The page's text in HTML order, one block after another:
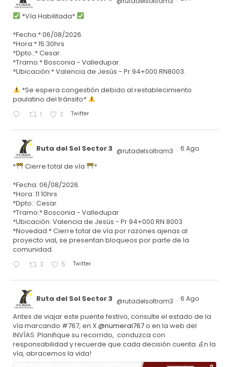
*Vía Habilitada*
*Fecha:* 06/08/2026.
*Hora:* 15:30hrs
*Dpto.:* Cesar.
*Tramo:* Bosconia - Valledupar.
*Ubicación:* Valencia de Jesús - Pr 94+000 RN8003.
*Se espera congestión debido al restablecimiento
paulatino del tránsito*
1 2 Twitter
Ruta del Sol Sector 3 @rutadelsoltram3 · 6 Ago
* Cierre total de vía
*
*Fecha: 06/08/2026.
*Hora: 11:10hrs
*Dpto.: Cesar
*Tramo:* Bosconia - Valledupar
*Ubicación: Valencia de Jesús - Pr 94+000 RN 8003
*Novedad:* Cierre total de vía por razones ajenas al
proyecto vial, se presentan bloqueos por parte de la
comunidad.
3 5 Twitter
Ruta del Sol Sector 3 @rutadelsoltram3 · 6 Ago
Antes de viajar este puente festivo, consulte el estado de la
vía marcando #767, en X@numeral767o en la web del
INVÍAS. Planifique su recorrido, conduzca con
responsabilidad y recuerde que cada decisión cuenta. ¡En la
vía, abracemos la vida!